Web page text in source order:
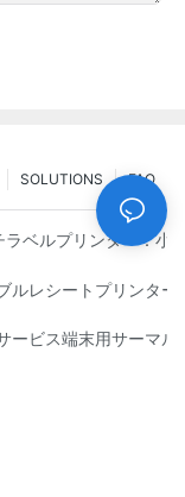
FAQ
SOLUTIONS
ンター購入のヒント
ベルプリンター：小
できる便利な選択肢
ルレシートプリンタ
ズされたラベルを簡
ービス端末用サーマ